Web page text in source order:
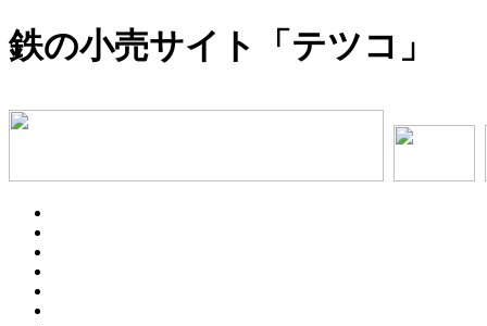
鉄の小売サイト「テツコ」